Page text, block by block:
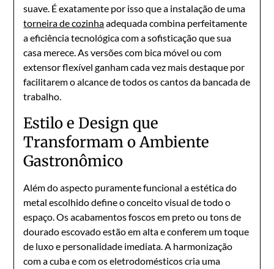
suave. É exatamente por isso que a instalação de uma
torneira de cozinhaadequada combina perfeitamente
a eficiência tecnológica com a sofisticação que sua
casa merece. As versões com bica móvel ou com
extensor flexível ganham cada vez mais destaque por
facilitarem o alcance de todos os cantos da bancada de
trabalho.
Estilo e Design que
Transformam o Ambiente
Gastronômico
Além do aspecto puramente funcional a estética do
metal escolhido define o conceito visual de todo o
espaço. Os acabamentos foscos em preto ou tons de
dourado escovado estão em alta e conferem um toque
de luxo e personalidade imediata. A harmonização
com a cuba e com os eletrodomésticos cria uma